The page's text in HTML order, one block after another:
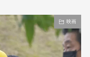
映画